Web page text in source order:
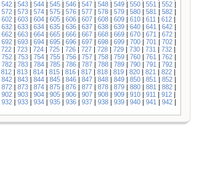
542 | 543 | 544 | 545 | 546 | 547 | 548 | 549 | 550 | 551 | 552 |
572 | 573 | 574 | 575 | 576 | 577 | 578 | 579 | 580 | 581 | 582 |
602 | 603 | 604 | 605 | 606 | 607 | 608 | 609 | 610 | 611 | 612 |
632 | 633 | 634 | 635 | 636 | 637 | 638 | 639 | 640 | 641 | 642 |
662 | 663 | 664 | 665 | 666 | 667 | 668 | 669 | 670 | 671 | 672 |
692 | 693 | 694 | 695 | 696 | 697 | 698 | 699 | 700 | 701 | 702 |
722 | 723 | 724 | 725 | 726 | 727 | 728 | 729 | 730 | 731 | 732 |
752 | 753 | 754 | 755 | 756 | 757 | 758 | 759 | 760 | 761 | 762 |
782 | 783 | 784 | 785 | 786 | 787 | 788 | 789 | 790 | 791 | 792 |
812 | 813 | 814 | 815 | 816 | 817 | 818 | 819 | 820 | 821 | 822 |
842 | 843 | 844 | 845 | 846 | 847 | 848 | 849 | 850 | 851 | 852 |
872 | 873 | 874 | 875 | 876 | 877 | 878 | 879 | 880 | 881 | 882 |
902 | 903 | 904 | 905 | 906 | 907 | 908 | 909 | 910 | 911 | 912 |
932 | 933 | 934 | 935 | 936 | 937 | 938 | 939 | 940 | 941 | 942 |